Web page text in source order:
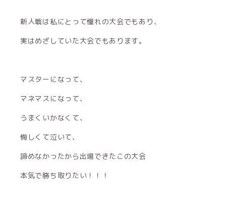
新人戦は私にとって憧れの大会でもあり、
実はめざしていた大会でもあります。
マスターになって、
マネマスになって、
うまくいかなくて、
悔しくて泣いて、
諦めなかったから出場できたこの大会
本気で勝ち取りたい！！！